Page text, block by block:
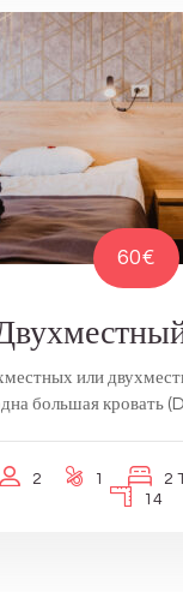
60€
или
большая кровать
2 1
2
14